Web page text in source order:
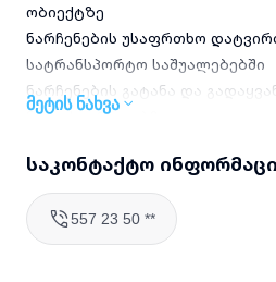
ობიექტზე
ნარჩენების უსაფრთხო
სატრანსპორტო საშუალებებში
ნარჩენების გატანა და
ნაგავსაყრელებზე
ნარჩენების გატანის შემდეგ
მომხმარებელთან
უზრუნველყოფა
მეტის ნახვა
საკონტაქტო
557 23 50 **